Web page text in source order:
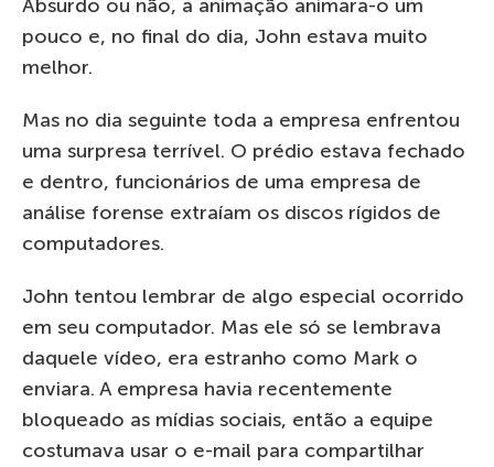
Absurdo ou não, a animação animara-o um
pouco e, no final do dia, John estava muito
melhor.
Mas no dia seguinte toda a empresa enfrentou
uma surpresa terrível. O prédio estava fechado
e dentro, funcionários de uma empresa de
análise forense extraíam os discos rígidos de
computadores.
John tentou lembrar de algo especial ocorrido
em seu computador. Mas ele só se lembrava
daquele vídeo, era estranho como Mark o
enviara. A empresa havia recentemente
bloqueado as mídias sociais, então a equipe
costumava usar o e-mail para compartilhar